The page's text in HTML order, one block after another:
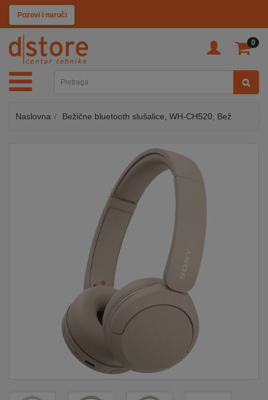
Pozovi i naruči
0
KATEGORIJE
TV
SAT
MOBILNI
Naslovna Bežične bluetooth slušalice, WH-CH520, Bež